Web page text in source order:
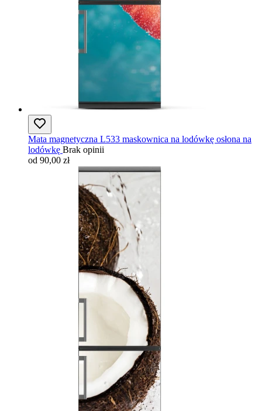
Mata magnetyczna L533 maskownica na lodówkę osłona na
lodówkę Brak opinii
od 90,00 zł